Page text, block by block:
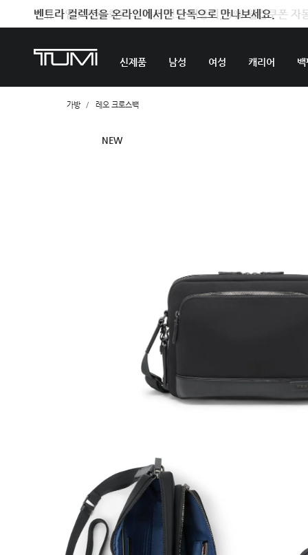
벤트라 컬렉션을 온라인에서만 단독으로 만나보세요.
신제품 남성 여성 캐리어
가방 레오 크로스백
NEW